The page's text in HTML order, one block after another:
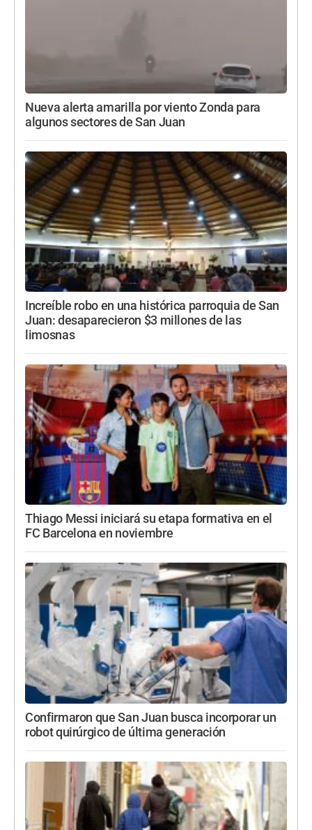
Nueva alerta amarilla por viento Zonda para
algunos sectores de San Juan
Increíble robo en una histórica parroquia de San
Juan: desaparecieron $3 millones de las
limosnas
Thiago Messi iniciará su etapa formativa en el
FC Barcelona en noviembre
Confirmaron que San Juan busca incorporar un
robot quirúrgico de última generación